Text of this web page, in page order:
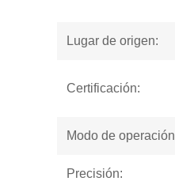
Lugar de origen:
Certificación:
Modo de
Precisión: